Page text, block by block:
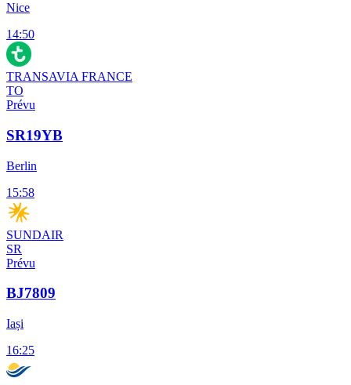
Nice
14:50
TRANSAVIA FRANCE
TO
Prévu
SR19YB
Berlin
15:58
SUNDAIR
SR
Prévu
BJ7809
Iași
16:25